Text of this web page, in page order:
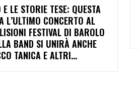
E LE STORIE TESE: QUESTA
L’ULTIMO CONCERTO AL
FESTIVAL DI BAROLO
BAND SI UNIRÀ ANCHE
TANICA E ALTRI...